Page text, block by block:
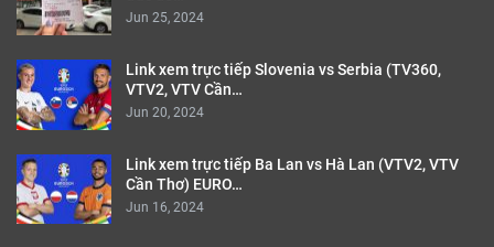
Jun 25, 2024
Link xem trực tiếp Slovenia vs Serbia (TV360,
VTV2, VTV Cần…
Jun 20, 2024
Link xem trực tiếp Ba Lan vs Hà Lan (VTV2, VTV
Cần Thơ) EURO…
Jun 16, 2024